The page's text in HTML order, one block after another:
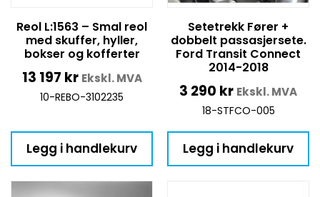
Reol L:1563 – Smal reol
med skuffer, hyller,
bokser og kofferter
13 197 kr Ekskl. MVA
10-REBO-3102235
Legg i handlekurv
Setetrekk Fører +
dobbelt passasjersete.
Ford Transit Connect
2014-2018
3 290 kr Ekskl. MVA
18-STFCO-005
Legg i handlekurv